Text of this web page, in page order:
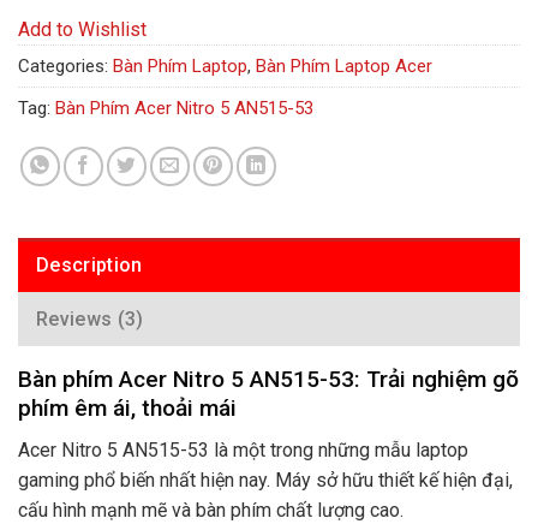
Add to Wishlist
Categories: Bàn Phím Laptop, Bàn Phím Laptop Acer
Tag: Bàn Phím Acer Nitro 5 AN515-53
Description
Reviews (3)
Bàn phím Acer Nitro 5 AN515-53: Trải nghiệm gõ
phím êm ái, thoải mái
Acer Nitro 5 AN515-53 là một trong những mẫu laptop
gaming phổ biến nhất hiện nay. Máy sở hữu thiết kế hiện đại,
cấu hình mạnh mẽ và bàn phím chất lượng cao.